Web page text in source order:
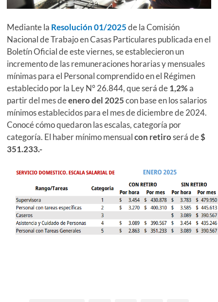
Mediante la Resolución 01/2025de la Comisión
Nacional de Trabajo en Casas Particulares publicada en el
Boletín Oficial de este viernes, se establecieron un
incremento de las remuneraciones horarias y mensuales
mínimas para el Personal comprendido en el Régimen
establecido por la Ley N° 26.844, que será de1,2%a
partir del mes deenero del 2025con base en los salarios
mínimos establecidos para el mes de diciembre de 2024.
Conocé cómo quedaron las escalas, categoría por
categoría. El haber mínimo mensualcon retiroserá de$
351.233.-